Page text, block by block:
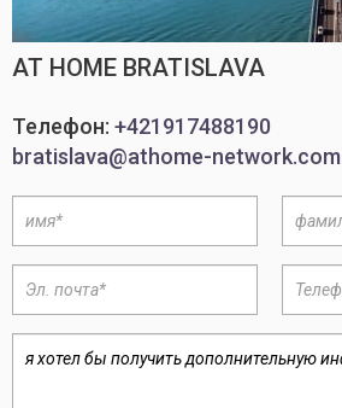
AT HOME BRATISLAVA
Телефон: +421917488190
bratislava@athome-network.com